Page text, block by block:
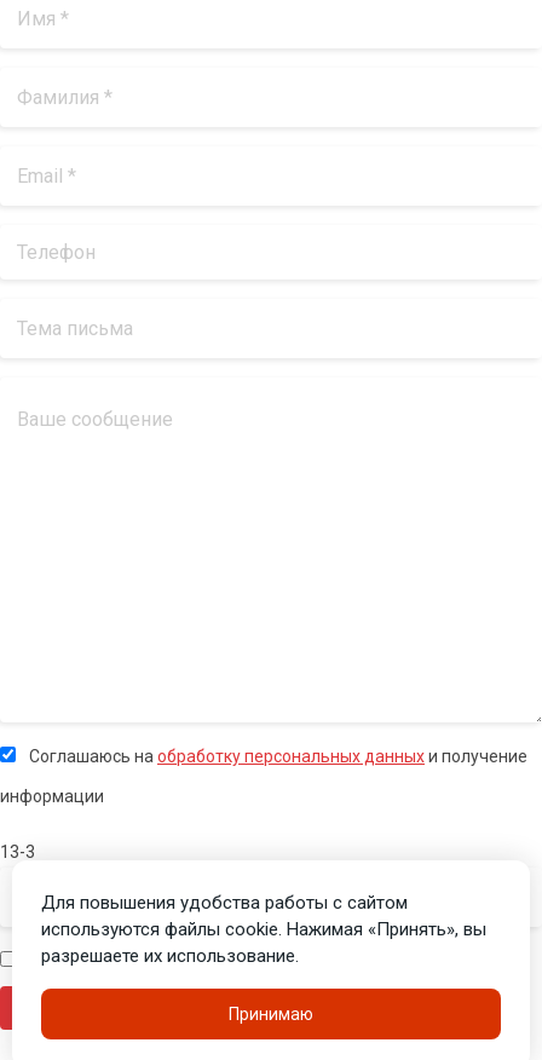
Соглашаюсь на обработку персональных данныхи получение
информации
13-3
Я человек
Для повышения удобства работы с сайтом
используются файлы cookie. Нажимая «Принять», вы
разрешаете их использование.
Принимаю